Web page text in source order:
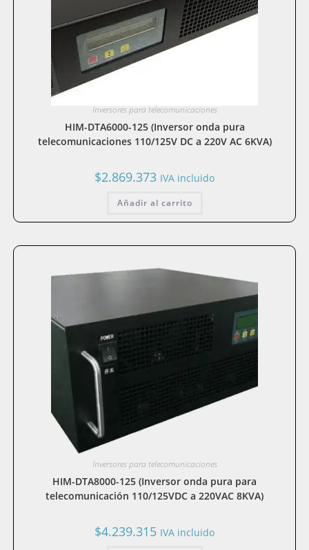
Inversores para telecomunicaciones
HIM-DTA6000-125 (Inversor onda pura
telecomunicaciones 110/125V DC a 220V AC 6KVA)
$2.869.373 IVA incluido
Añadir al carrito
Inversores para telecomunicaciones
HIM-DTA8000-125 (Inversor onda pura para
telecomunicación 110/125VDC a 220VAC 8KVA)
$4.239.315 IVA incluido